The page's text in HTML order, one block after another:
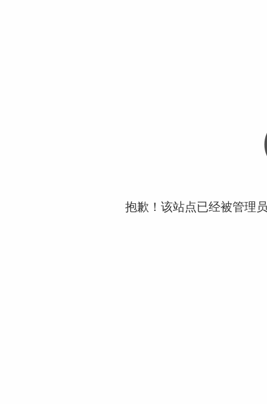
抱歉！该站点已经被管理